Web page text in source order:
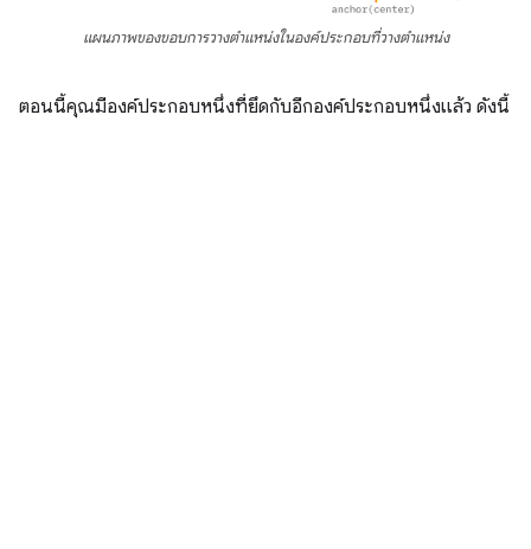
แผนภาพของขอบการวางตำแหน่งในองค์ประกอบที่วางตำแหน่ง
ตอนนี้คุณมีองค์ประกอบหนึ่งที่ยึดกับอีกองค์ประกอบหนึ่งแล้ว ดังนี้